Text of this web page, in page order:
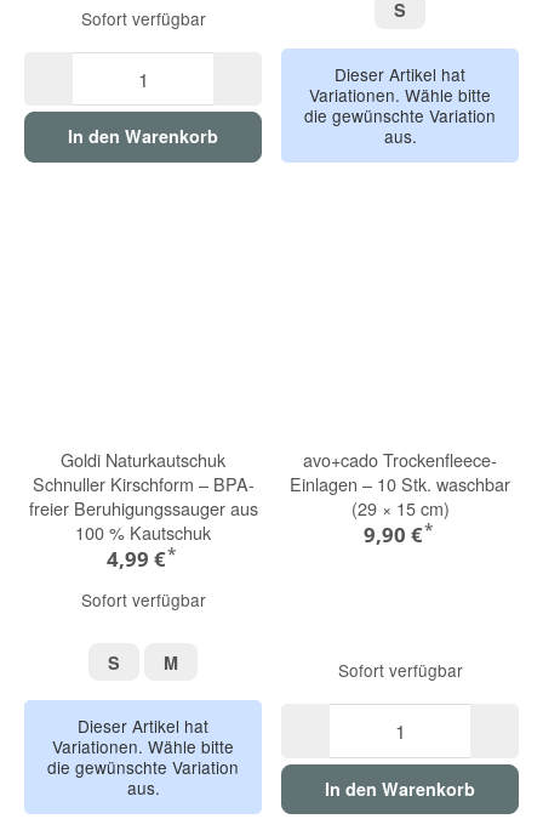
Sofort verfügbar
In den Warenkorb
S
Dieser Artikel hat
Variationen. Wähle bitte
die gewünschte Variation
aus.
Goldi Naturkautschuk
Schnuller Kirschform – BPA-
freier Beruhigungssauger aus
100 % Kautschuk
4,99 €*
Sofort verfügbar
SS MM
Dieser Artikel hat
Variationen. Wähle bitte
die gewünschte Variation
aus.
avo+cado Trockenfleece-
Einlagen – 10 Stk. waschbar
(29 × 15 cm)
9,90 €*
Sofort verfügbar
In den Warenkorb